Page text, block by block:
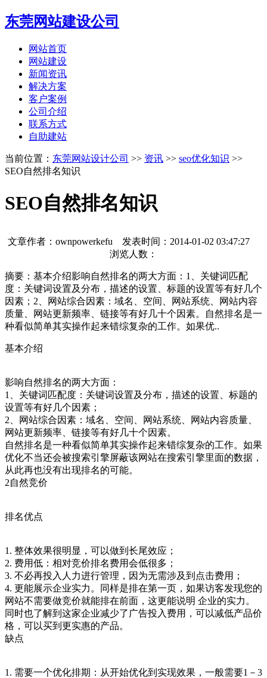
东莞网站建设公司
网站首页
网站建设
新闻资讯
解决方案
客户案例
公司介绍
联系方式
自助建站
当前位置： 东莞网站设计公司 >> 资讯 >> seo优化知识 >>
SEO自然排名知识
SEO自然排名知识
文章作者：ownpowerkefu 发表时间： 2014-01-02 03:47:27
浏览人数：
摘要： 基本介绍影响自然排名的两大方面：1、关键词匹配
度：关键词设置及分布，描述的设置、标题的设置等有好几个
因素；2、网站综合因素：域名、空间、网站系统、网站内容
质量、网站更新频率、链接等有好几十个因素。自然排名是一
种看似简单其实操作起来错综复杂的工作。如果优..
基本介绍
影响自然排名的两大方面：
1、关键词匹配度：关键词设置及分布，描述的设置、标题的
设置等有好几个因素；
2、网站综合因素：域名、空间、网站系统、网站内容质量、
网站更新频率、链接等有好几十个因素。
自然排名是一种看似简单其实操作起来错综复杂的工作。如果
优化不当还会被搜索引擎屏蔽该网站在搜索引擎里面的数据，
从此再也没有出现排名的可能。
2自然竞价
排名优点
1. 整体效果很明显，可以做到长尾效应；
2. 费用低：相对竞价排名费用会低很多；
3. 不必再投入人力进行管理，因为无需涉及到点击费用；
4. 更能展示企业实力。同样是排在第一页，如果访客发现您的
网站不需要做竞价就能排在前面，这更能说明 企业的实力。
同时也了解到这家企业减少了广告投入费用，可以减低产品价
格，可以买到更实惠的产品。
缺点
1. 需要一个优化排期：从开始优化到实现效果，一般需要1－3